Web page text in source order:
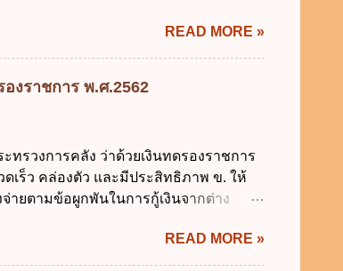
บุคคล พ.ศ. 2562 ก. หน่วยงานของรัฐทุก
นความบันเทิงและนันทนาการ ง. ถูกทุกข้อ
งข้อมูลส่วนบุคคล พ.ศ. 2562 ใช้บังคับ
บุคคลซึ่งมีอำนาจหน้าที่ตัดสินใจเกี่ยวกับ
มูลส่วนบุคคล ค. พนักงานเจ้าหน้าที่ ง.
นักงานเจ้าหน้าที่ตามพระราชบัญญัติ
กรัฐมนตรี ข. รัฐมนตรีว่าการกระทรวง
READ MORE »
งราชการ พ.ศ.2562
ทรวงการคลัง ว่าด้วยเงินทดรองราชการ
เร็ว คล่องตัว และมีประสิทธิภาพ ข. ให้
ายตามข้อผูกพันในการกู้เงินจากต่าง
เป็นเร่งด่วนที่ไม่สามารถรอการเบิกเงิน
การคลัง ว่าด้วยเงินทดรองราชการ พ.ศ.
READ MORE »